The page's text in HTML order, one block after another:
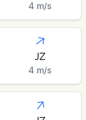
4 m/s
JZ
4 m/s